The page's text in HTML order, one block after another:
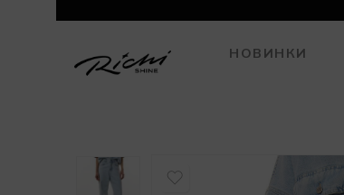
НОВИНКИ